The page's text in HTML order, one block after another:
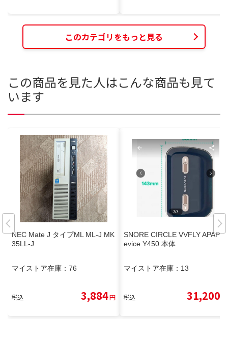
このカテゴリをもっと見る
この商品を見た人はこんな商品も見て
います
NEC Mate J タイプML ML-J MK
35LL-J
マイストア在庫： 76
税込 3,884円
SNORE CIRCLE VVFLY APAP D
evice Y450 本体
マイストア在庫： 13
税込 31,200